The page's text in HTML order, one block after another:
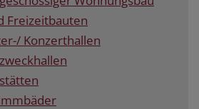
Freizeitbauten
Konzerthallen